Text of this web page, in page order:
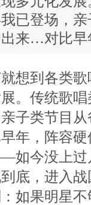
已登场，
来…对比早
到各类歌
。传统歌
子类节目
年，阵容
如今没上过
底，进入
如果明星